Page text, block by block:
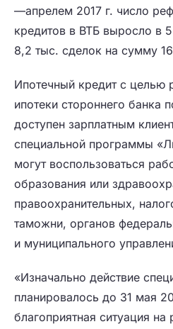
—апрелем 2017 г. число
кредитов в ВТБ выросло в
8,2 тыс. сделок на сумму
Ипотечный кредит с целью
ипотеки стороннего банка
доступен зарплатным
специальной программы
могут воспользоваться
образования или
правоохранительных,
таможни, органов
и муниципального
«Изначально действие
планировалось до 31 мая
благоприятная ситуация